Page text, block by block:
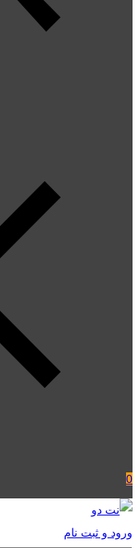
0
ورود و ثبت نام